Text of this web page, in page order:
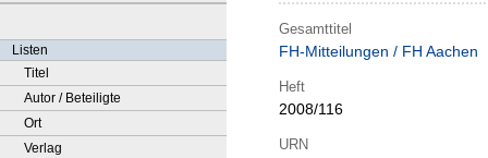
Listen
Titel
Autor / Beteiligte
Ort
Verlag
Gesamttitel
FH-Mitteilungen / FH Aachen
Heft
2008/116
URN